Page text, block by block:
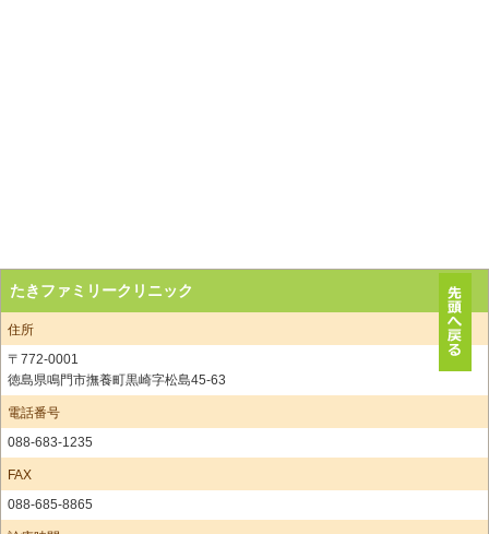
たきファミリークリニック
住所
〒772-0001
徳島県鳴門市撫養町黒崎字松島45-63
電話番号
088-683-1235
FAX
088-685-8865